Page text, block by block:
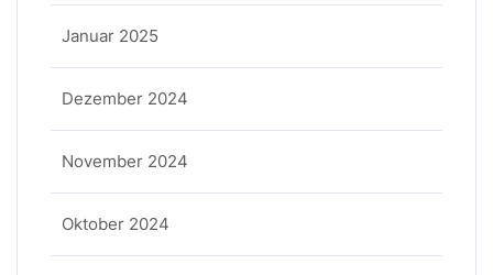
Januar 2025
Dezember 2024
November 2024
Oktober 2024